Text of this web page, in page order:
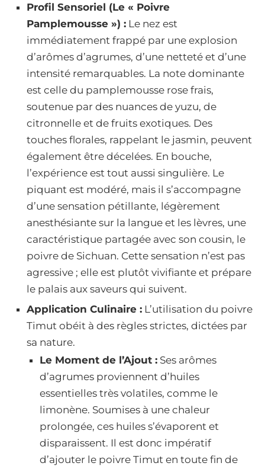
Profil Sensoriel (Le « Poivre
Pamplemousse ») : Le nez est
immédiatement frappé par une explosion
d’arômes d’agrumes, d’une netteté et d’une
intensité remarquables. La note dominante
est celle du pamplemousse rose frais,
soutenue par des nuances de yuzu, de
citronnelle et de fruits exotiques. Des
touches florales, rappelant le jasmin, peuvent
également être décelées. En bouche,
l’expérience est tout aussi singulière. Le
piquant est modéré, mais il s’accompagne
d’une sensation pétillante, légèrement
anesthésiante sur la langue et les lèvres, une
caractéristique partagée avec son cousin, le
poivre de Sichuan. Cette sensation n’est pas
agressive ; elle est plutôt vivifiante et prépare
le palais aux saveurs qui suivent.
Application Culinaire : L’utilisation du poivre
Timut obéit à des règles strictes, dictées par
sa nature.
Le Moment de l’Ajout : Ses arômes
d’agrumes proviennent d’huiles
essentielles très volatiles, comme le
limonène. Soumises à une chaleur
prolongée, ces huiles s’évaporent et
disparaissent. Il est donc impératif
d’ajouter le poivre Timut en toute fin de